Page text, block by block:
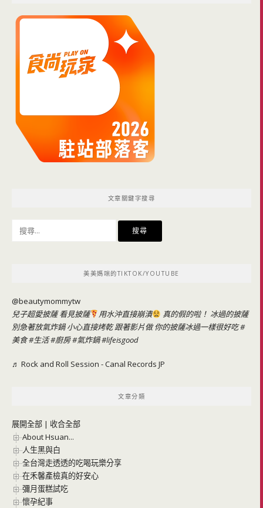
文章關鍵字搜尋
美美媽咪的TIKTOK/YOUTUBE
@beautymommytw
兒子超愛披薩 看見披薩
用水沖直接崩潰
真的假的啦！ 冰過的披薩
別急著放氣炸鍋 小心直接烤乾 跟著影片做 你的披薩冰過一樣很好吃#
美食#生活#廚房#氣炸鍋#lifeisgood
♬ Rock and Roll Session - Canal Records JP
文章分類
展開全部 | 收合全部
About Hsuan...
人生黑與白
全台灣走透透的吃喝玩樂分享
在禾馨產檢真的好安心
彌月蛋糕試吃
懷孕紀事